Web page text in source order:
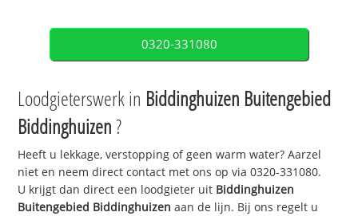
0320-331080
Loodgieterswerk in Biddinghuizen Buitengebied
Biddinghuizen?
Heeft u lekkage, verstopping of geen warm water? Aarzel
niet en neem direct contact met ons op via 0320-331080.
U krijgt dan direct een loodgieter uit Biddinghuizen
Buitengebied Biddinghuizenaan de lijn. Bij ons regelt u